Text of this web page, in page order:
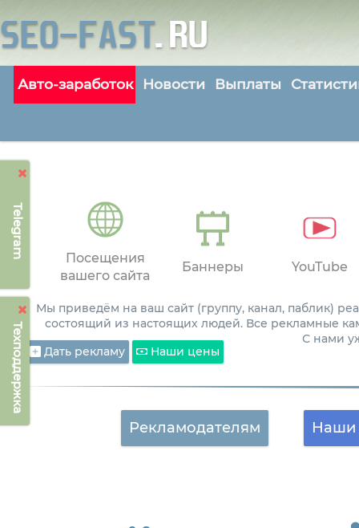
Telegram
Техподдержка
Авто-заработок Новости Выплаты
Посещения
вашего сайта
Баннеры YouTube
Мы приведём на ваш сайт (группу, канал, паблик)
состоящий из настоящих людей. Все рекламные
С нами
Дать рекламу
Наши цены
Рекламодателям Наши